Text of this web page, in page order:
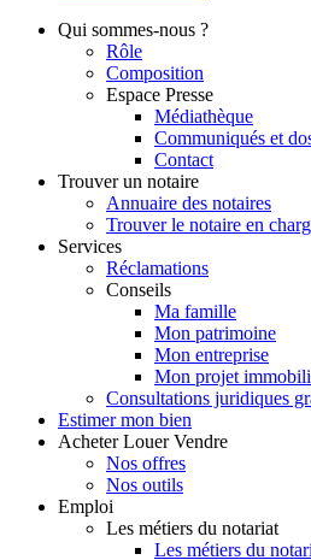
Qui sommes-nous ?
Rôle
Composition
Espace Presse
Médiathèque
Communiqués et
Contact
Trouver un notaire
Annuaire des notaires
Trouver le notaire en
Services
Réclamations
Conseils
Ma famille
Mon patrimoine
Mon entreprise
Mon projet
Consultations juridiques
Estimer mon bien
Acheter Louer Vendre
Nos offres
Nos outils
Emploi
Les métiers du notariat
Les métiers du